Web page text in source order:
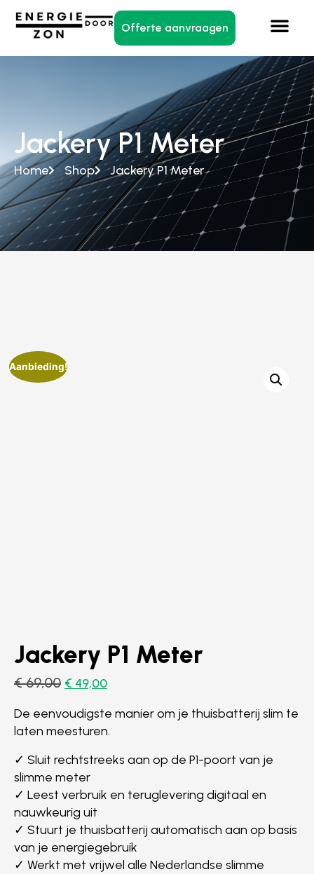
Offerte aanvraagen
Jackery P1 Meter
Home Shop Jackery P1 Meter
Aanbieding!
Jackery P1 Meter
€69,00 € 49,00
De eenvoudigste manier om je thuisbatterij slim te
laten meesturen.
✓ Sluit rechtstreeks aan op de P1-poort van je
slimme meter
✓ Leest verbruik en teruglevering digitaal en
nauwkeurig uit
✓ Stuurt je thuisbatterij automatisch aan op basis
van je energiegebruik
✓ Werkt met vrijwel alle Nederlandse slimme